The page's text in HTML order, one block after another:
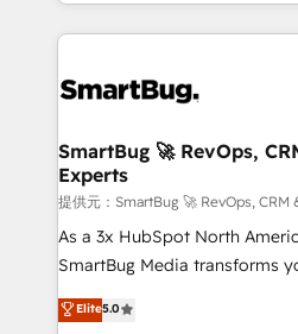
tune-ups, feature rollouts, adoption
HubSpot, switching to it, or
We are built for the work.
トを組み込んだ顧客フロント
ィブ・エージェンシーです。事
を、CRMを軸とした全社共通基
思決定者・PMO・現場担当者に並
HubSpot導入・活用支援 顧客
GTMの見える化・自動化まで
タ品質設計、グループ横断の
の一部をAIが自律実行する組織
SmartBug 🚀 RevOps,
Experts
提供元：SmartBug 🚀 RevOps,
As a 3x HubSpot North
SmartBug Media transforms
into a revenue engine. Our
includes specialized divisions
Elite5.0